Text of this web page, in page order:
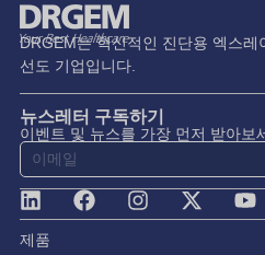
DRGEM는 혁신적인 진단용 엑스레
선도 기업입니다.
뉴스레터 구독하기
이벤트 및 뉴스를 가장 먼저 받아보
제품